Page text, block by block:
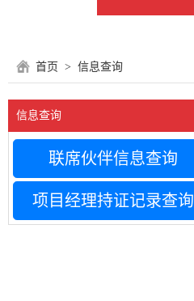
首页 > 信息查询
信息查询
联席伙伴信息查询
项目经理持证记录查询